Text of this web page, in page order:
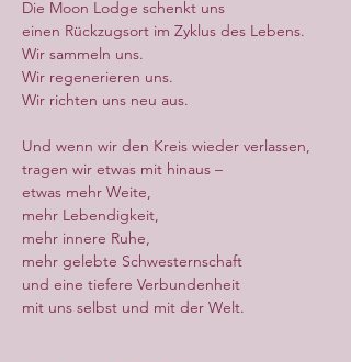
Die Moon Lodge schenkt uns
einen Rückzugsort im Zyklus des Lebens.
Wir sammeln uns.
Wir regenerieren uns.
Wir richten uns neu aus.
Und wenn wir den Kreis wieder verlassen,
tragen wir etwas mit hinaus –
etwas mehr Weite,
mehr Lebendigkeit,
mehr innere Ruhe,
mehr gelebte Schwesternschaft
und eine tiefere Verbundenheit
mit uns selbst und mit der Welt.